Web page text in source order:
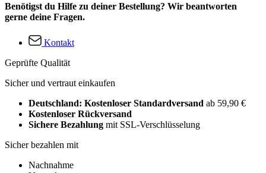
Benötigst du Hilfe zu deiner Bestellung? Wir beantworten
gerne deine Fragen.
Kontakt
Geprüfte Qualität
Sicher und vertraut einkaufen
Deutschland: Kostenloser Standardversand ab 59,90 €
Kostenloser Rückversand
Sichere Bezahlung mit SSL-Verschlüsselung
Sicher bezahlen mit
Nachnahme